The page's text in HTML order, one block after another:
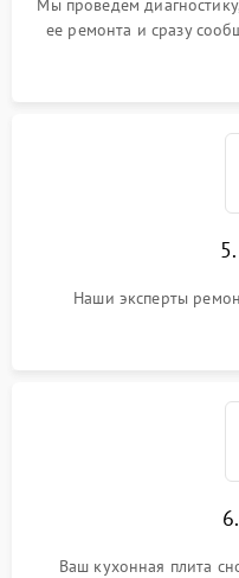
Мы проведем
ее ремонта и сразу
Наши эксперты
Ваш кухонная плита